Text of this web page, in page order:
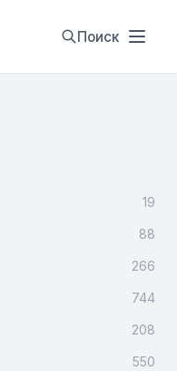
Поиск
19
88
266
744
208
550